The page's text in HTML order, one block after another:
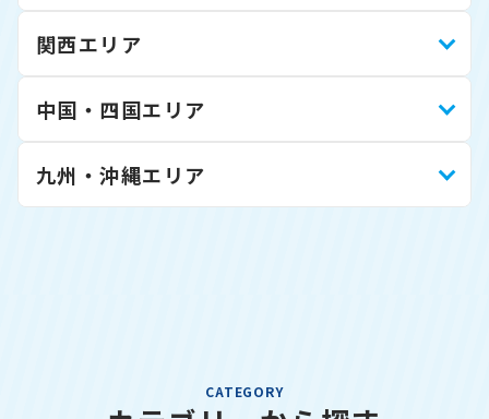
関西エリア
中国・四国エリア
九州・沖縄エリア
CATEGORY